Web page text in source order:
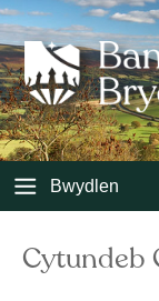
Bwydlen
Cytundeb